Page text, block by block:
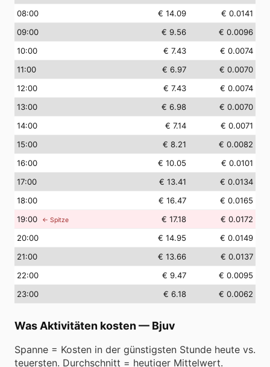
08:00 € 14.09
€ 0.0141
09:00 € 9.56
€ 0.0096
10:00 € 7.43
€ 0.0074
11:00 € 6.97
€ 0.0070
12:00 € 7.43
€ 0.0074
13:00 € 6.98
€ 0.0070
14:00 € 7.14
€ 0.0071
15:00 € 8.21
€ 0.0082
16:00 € 10.05
€ 0.0101
17:00 € 13.41
€ 0.0134
18:00 € 16.47
€ 0.0165
19:00 ← Spitze € 17.18
€ 0.0172
20:00 € 14.95
€ 0.0149
21:00 € 13.66
€ 0.0137
22:00 € 9.47
€ 0.0095
23:00 € 6.18 € 0.0062
Was Aktivitäten kosten — Bjuv
Spanne = Kosten in der günstigsten Stunde heute vs.
teuersten. Durchschnitt = heutiger Mittelwert.